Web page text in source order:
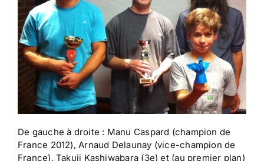
De gauche à droite : Manu Caspard (champion de
France 2012), Arnaud Delaunay (vice-champion de
France), Takuji Kashiwabara (3e) et (au premier plan)